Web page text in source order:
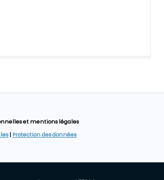
et mentions légales
| Protection des données